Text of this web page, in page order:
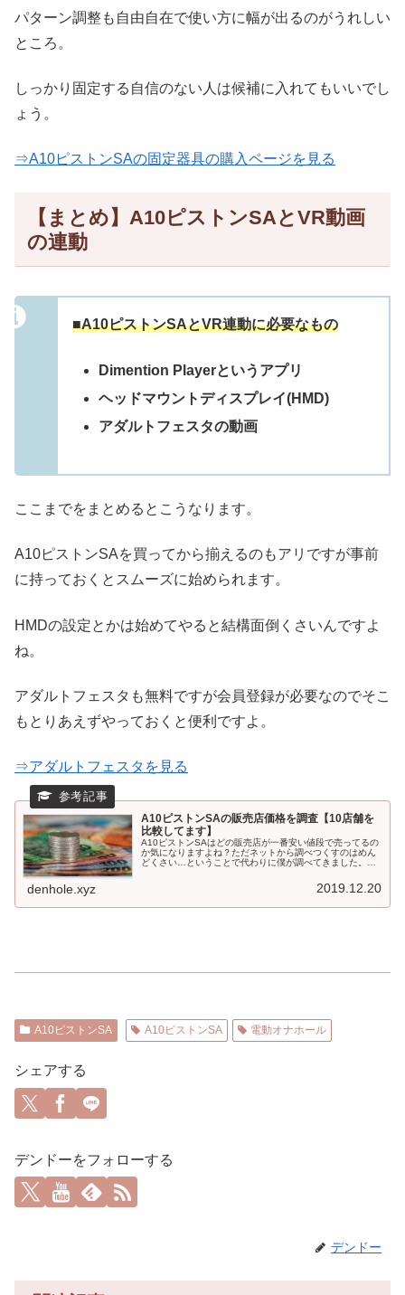
パターン調整も自由自在で使い方に幅が出るのがうれしい
ところ。
しっかり固定する自信のない人は候補に入れてもいいでし
ょう。
⇒A10ピストンSAの固定器具の購入ページを見る
【まとめ】A10ピストンSAとVR動画
の連動
■A10ピストンSAとVR連動に必要なもの
Dimention Playerというアプリ
ヘッドマウントディスプレイ(HMD)
アダルトフェスタの動画
ここまでをまとめるとこうなります。
A10ピストンSAを買ってから揃えるのもアリですが事前
に持っておくとスムーズに始められます。
HMDの設定とかは始めてやると結構面倒くさいんですよ
ね。
アダルトフェスタも無料ですが会員登録が必要なのでそこ
もとりあえずやっておくと便利ですよ。
⇒アダルトフェスタを見る
A10ピストンSAの販売店価格を調査【10店舗を
比較してます】
A10ピストンSAはどの販売店が一番安い値段で売ってるの
か気になりますよね？ただネットから調べつくすのはめん
どくさい…ということで代わりに僕が調べてきました。こ
denhole.xyz 2019.12.20
A10ピストンSA A10ピストンSA 電動オナホール
シェアする
デンドーをフォローする
デンドー